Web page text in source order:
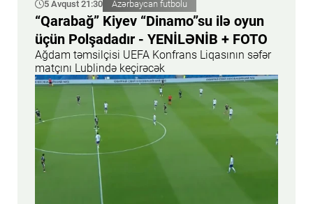
5 Avqust 21:30 Azərbaycan futbolu
“Qarabağ” Kiyev “Dinamo”su ilə oyun
üçün Polşadadır - YENİLƏNİB + FOTO
Ağdam təmsilçisi UEFA Konfrans Liqasının səfər
matçını Lublində keçirəcək